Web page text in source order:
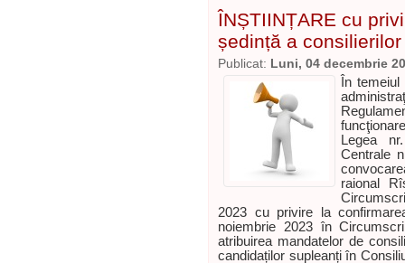
ÎNȘTIINȚARE cu
ședință a
Publicat: Luni, 04 decembrie
În
Legea
Centrale
raional
2023 cu privire la
noiembrie 2023 în
atribuirea mandatelor de
candidaților supleanți în